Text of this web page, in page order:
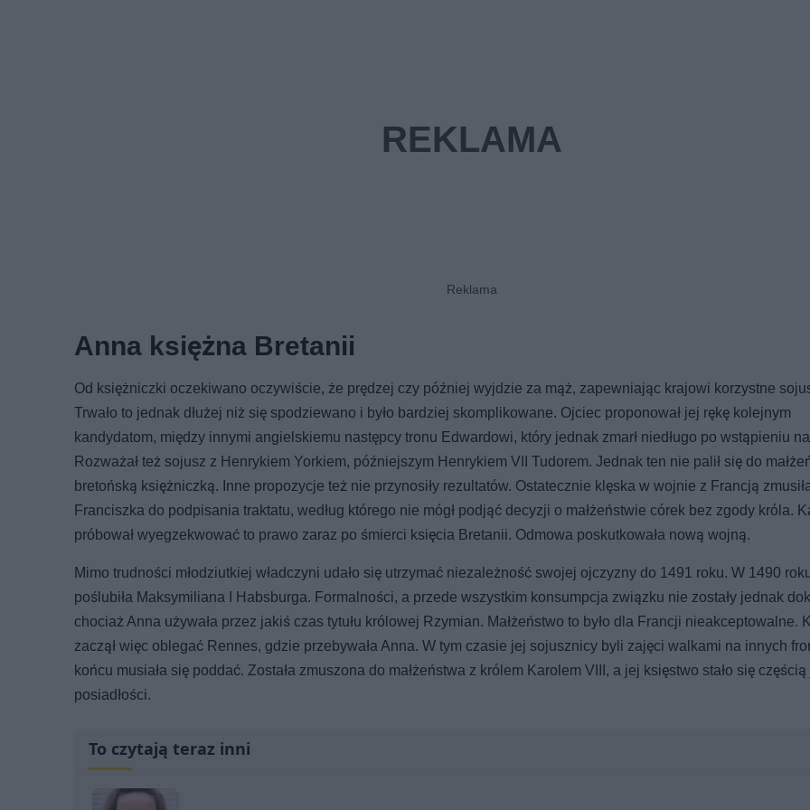
Anna księżna Bretanii
Od księżniczki oczekiwano oczywiście, że prędzej czy później wyjdzie za mąż, zapewniając krajowi korzystne
Trwało to jednak dłużej niż się spodziewano i było bardziej skomplikowane. Ojciec proponował jej rękę kolejnym
kandydatom, między innymi angielskiemu następcy tronu Edwardowi, który jednak zmarł niedługo po wstąpieniu
Rozważał też sojusz z Henrykiem Yorkiem, późniejszym Henrykiem VII Tudorem. Jednak ten nie palił się do
bretońską księżniczką. Inne propozycje też nie przynosiły rezultatów. Ostatecznie klęska w wojnie z Francją
Franciszka do podpisania traktatu, według którego nie mógł podjąć decyzji o małżeństwie córek bez zgody króla.
próbował wyegzekwować to prawo zaraz po śmierci księcia Bretanii. Odmowa poskutkowała nową wojną.
Mimo trudności młodziutkiej władczyni udało się utrzymać niezależność swojej ojczyzny do 1491 roku. W 1490
poślubiła Maksymiliana I Habsburga. Formalności, a przede wszystkim konsumpcja związku nie zostały jednak
chociaż Anna używała przez jakiś czas tytułu królowej Rzymian. Małżeństwo to było dla Francji nieakceptowalne.
zaczął więc oblegać Rennes, gdzie przebywała Anna. W tym czasie jej sojusznicy byli zajęci walkami na innych
końcu musiała się poddać. Została zmuszona do małżeństwa z królem Karolem VIII, a jej księstwo stało się
posiadłości.
To czytają teraz inni